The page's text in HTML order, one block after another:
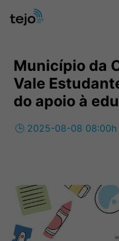
Município da
Vale
do apoio à
🕒 2025-08-08 08:00h